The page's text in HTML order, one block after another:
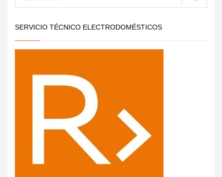
SERVICIO TÉCNICO ELECTRODOMÉSTICOS